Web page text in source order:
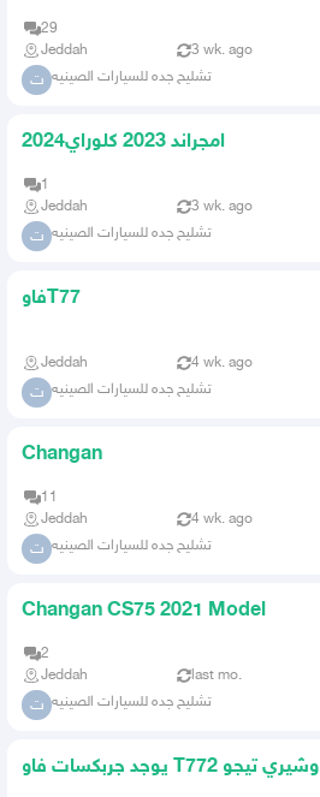
29
Jeddah
3 wk. ago
ت تشليح جده للسيارات الصينيه
امجراند 2023 كلوراي2024
1
Jeddah
3 wk. ago
ت تشليح جده للسيارات الصينيه
فاوT77
Jeddah 4 wk. ago
ت تشليح جده للسيارات الصينيه
Changan
11
Jeddah
4 wk. ago
ت تشليح جده للسيارات الصينيه
Changan CS75 2021 Model
2
Jeddah
last mo.
ت تشليح جده للسيارات الصينيه
يوجد جربكسات فاو T77وشيري تيجو 2